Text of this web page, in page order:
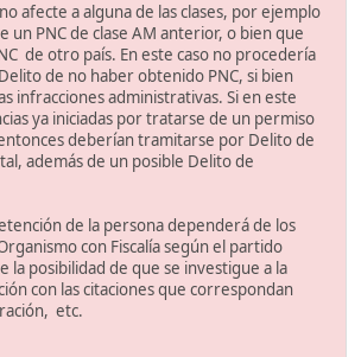
afecte a alguna de las clases, por ejemplo
un PNC de clase AM anterior, o bien que
de otro país. En este caso no procedería
de no haber obtenido PNC, si bien
infracciones administrativas. Si en este
ya iniciadas por tratarse de un permiso
deberían tramitarse por Delito de
además de un posible Delito de
de la persona dependerá de los
con Fiscalía según el partido
la posibilidad de que se investigue a la
con las citaciones que correspondan
etc.